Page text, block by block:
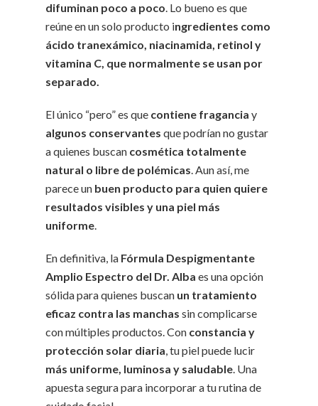
difuminan poco a poco. Lo bueno es que
reúne en un solo producto ingredientes como
ácido tranexámico, niacinamida, retinol y
vitamina C, que normalmente se usan por
separado.
El único “pero” es que contiene fragancia y
algunos conservantes que podrían no gustar
a quienes buscan cosmética totalmente
natural o libre de polémicas. Aun así, me
parece un buen producto para quien quiere
resultados visibles y una piel más
uniforme.
En definitiva, la Fórmula Despigmentante
Amplio Espectro del Dr. Alba es una opción
sólida para quienes buscan un tratamiento
eficaz contra las manchas sin complicarse
con múltiples productos. Con constancia y
protección solar diaria, tu piel puede lucir
más uniforme, luminosa y saludable. Una
apuesta segura para incorporar a tu rutina de